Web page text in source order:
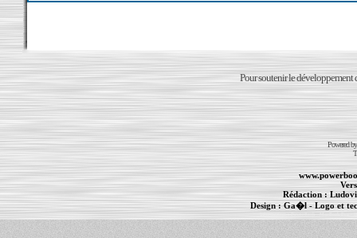
Pour soutenir le développement
Powered
Rédaction :
Design : Ga�l- Logo et